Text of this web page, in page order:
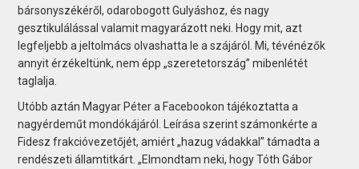
bársonyszékéről, odarobogott Gulyáshoz, és nagy
gesztikulálással valamit magyarázott neki. Hogy mit, azt
legfeljebb a jeltolmács olvashatta le a szájáról. Mi, tévénézők
annyit érzékeltünk, nem épp „szeretetország” mibenlétét
taglalja.
Utóbb aztán Magyar Péter a Facebookon tájékoztatta a
nagyérdeműt mondókájáról. Leírása szerint számonkérte a
Fidesz frakcióvezetőjét, amiért „hazug vádakkal” támadta a
rendészeti államtitkárt. „Elmondtam neki, hogy Tóth Gábor